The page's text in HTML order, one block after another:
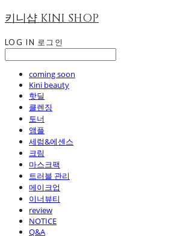
키니샵 KINI SHOP
LOG IN 로그인
coming soon
Kini beauty
핫딜
클렌징
토너
앰플
세럼&에센스
크림
마스크팩
트러블 관리
메이크업
이너뷰티
review
NOTICE
Q&A